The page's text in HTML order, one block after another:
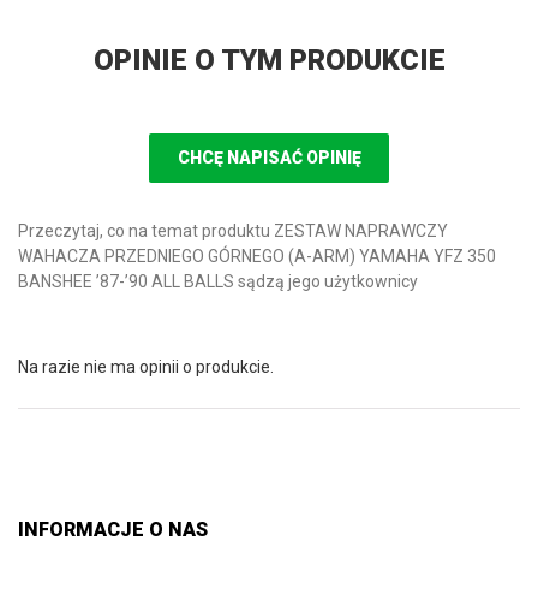
OPINIE O TYM PRODUKCIE
CHCĘ NAPISAĆ OPINIĘ
Przeczytaj, co na temat produktu ZESTAW NAPRAWCZY
WAHACZA PRZEDNIEGO GÓRNEGO (A-ARM) YAMAHA YFZ 350
BANSHEE ’87-’90 ALL BALLS sądzą jego użytkownicy
Na razie nie ma opinii o produkcie.
INFORMACJE O NAS